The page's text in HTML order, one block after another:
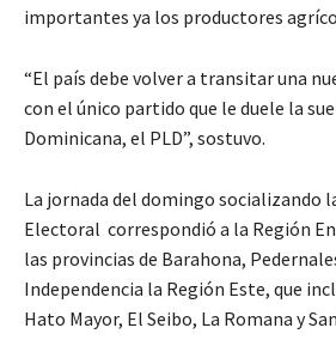
importantes ya los productores
“El país debe volver a transitar una
con el único partido que le duele la
Dominicana, el PLD”, sostuvo.
La jornada del domingo socializando
Electoral correspondió a la Región
las provincias de Barahona,
Independencia la Región Este, que
Hato Mayor, El Seibo, La Romana y